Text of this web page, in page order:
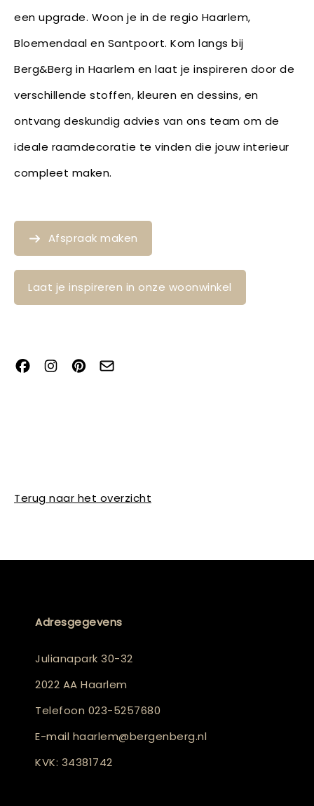
een upgrade. Woon je in de regio Haarlem,
Bloemendaal en Santpoort. Kom langs bij
Berg&Berg in Haarlem en laat je inspireren door de
verschillende stoffen, kleuren en dessins, en
ontvang deskundig advies van ons team om de
ideale raamdecoratie te vinden die jouw interieur
compleet maken.
Afspraak maken
Laat je inspireren in onze woonwinkel
Terug naar het overzicht
Adresgegevens
Julianapark 30-32
2022 AA Haarlem
Telefoon 023-5257680
E-mail haarlem@bergenberg.nl
KVK: 34381742